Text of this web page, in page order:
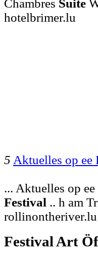
Chambres Suite
hotelbrimer.lu
5 Aktuelles op ee
... Aktuelles op
Festival .. h am
rollinontheriver.lu
Festival Art